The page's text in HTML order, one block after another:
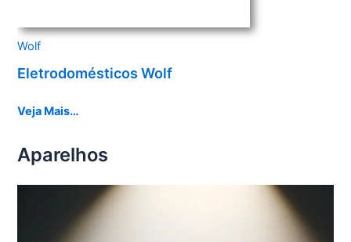
Wolf
Eletrodomésticos Wolf
Veja Mais…
Aparelhos